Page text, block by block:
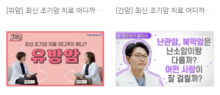
[위암] 최신 조기암 치료 어디까지 왔나?_위암 [간암] 최신 조기암 치료 어디까지 왔나?